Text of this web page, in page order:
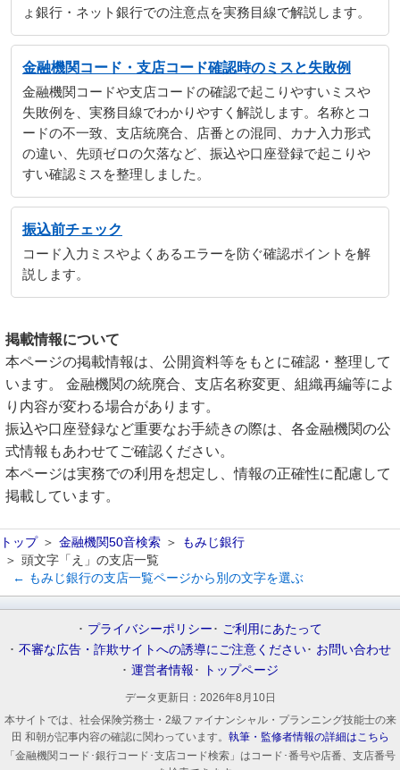
ょ銀行・ネット銀行での注意点を実務目線で解説します。
金融機関コード・支店コード確認時のミスと失敗例
金融機関コードや支店コードの確認で起こりやすいミスや
失敗例を、実務目線でわかりやすく解説します。名称とコ
ードの不一致、支店統廃合、店番との混同、カナ入力形式
の違い、先頭ゼロの欠落など、振込や口座登録で起こりや
すい確認ミスを整理しました。
振込前チェック
コード入力ミスやよくあるエラーを防ぐ確認ポイントを解
説します。
掲載情報について
本ページの掲載情報は、公開資料等をもとに確認・整理して
います。 金融機関の統廃合、支店名称変更、組織再編等によ
り内容が変わる場合があります。
振込や口座登録など重要なお手続きの際は、各金融機関の公
式情報もあわせてご確認ください。
本ページは実務での利用を想定し、情報の正確性に配慮して
掲載しています。
トップ 金融機関50音検索
もみじ銀行
頭文字「え」の支店一覧
← もみじ銀行の支店一覧ページから別の文字を選ぶ
プライバシーポリシー
ご利用にあたって
不審な広告・詐欺サイトへの誘導にご注意ください
お問い合わせ
運営者情報
トップページ
データ更新日： 2026年8月10日
本サイトでは、社会保険労務士・2級ファイナンシャル・プランニング技能士の来
田 和朝が記事内容の確認に関わっています。 執筆・監修者情報の詳細はこちら
「金融機関コード･銀行コード･支店コード検索」はコード･番号や店番、支店番号